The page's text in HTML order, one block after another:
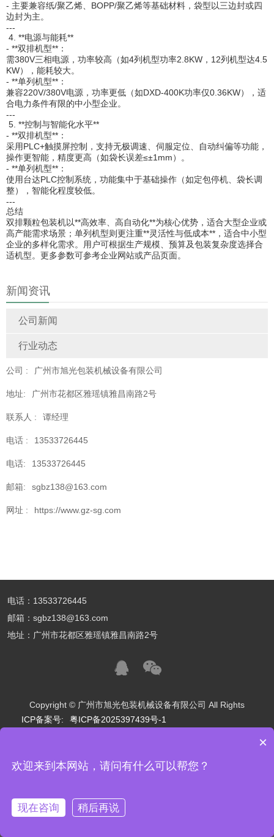
新闻资讯
公司新闻
行业动态
公司 : 广州市旭光包装机械设备有限公司
地址: 广州市花都区雅瑶镇雅昌南路2号
联系人 : 谭经理
电话 : 13533726445
电话: 13533726445
邮箱: sgbz138@163.com
网址 : https://www.gz-sg.com
- 主要兼容纸/聚乙烯、BOPP/聚乙烯等基础材料，袋型以三边封或四
边封为主。
---
4. **电源与能耗**
- **双排机型**：
需380V三相电源，功率较高（如4列机型功率2.8KW，12列机型达4.5
KW），能耗较大。
- **单列机型**：
兼容220V/380V电源，功率更低（如DXD-400K功率仅0.36KW），适
合电力条件有限的中小型企业。
---
5. **控制与智能化水平**
- **双排机型**：
采用PLC+触摸屏控制，支持无极调速、伺服定位、自动纠偏等功能，
操作更智能，精度更高（如袋长误差≤±1mm）。
- **单列机型**：
使用台达PLC控制系统，功能集中于基础操作（如定包停机、袋长调
整），智能化程度较低。
---
总结
双排颗粒包装机以**高效率、高自动化**为核心优势，适合大型企业或
高产能需求场景；单列机型则更注重**灵活性与低成本**，适合中小型
企业的多样化需求。用户可根据生产规模、预算及包装复杂度选择合
适机型。更多参数可参考企业网站或产品页面。
电话：13533726445
邮箱：sgbz138@163.com
地址：广州市花都区雅瑶镇雅昌南路2号
Copyright © 广州市旭光包装机械设备有限公司 All Rights
ICP备案号:
粤ICP备2025397439号-1
新乡市阿瑞斯机械设备有限公司
北京美丽在线国际旅行社有限公司
南京优行少年规划管理有限公司
×
欢迎来到本网站，请问有什么可以帮您？
现在咨询 稍后再说